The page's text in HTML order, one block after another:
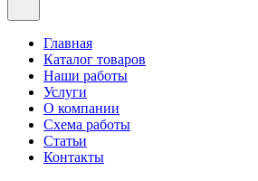
Главная
Каталог товаров
Наши работы
Услуги
О компании
Схема работы
Статьи
Контакты